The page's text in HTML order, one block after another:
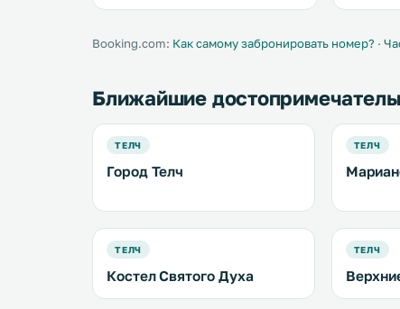
телевизором, мини-кухней и
Booking.com: Как самому забронировать номер? ·
Ближайшие
ТЕЛЧ
Город Телч
ТЕЛЧ
ТЕЛЧ
Костел Святого Духа
ТЕЛЧ